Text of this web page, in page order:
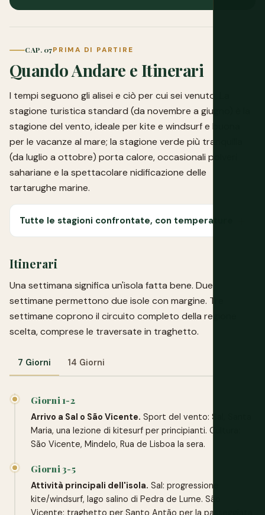
CAP. 07PRIMA DI PARTIRE
Quando Andare e Itinerari
I tempi seguono gli alisei e ciò per cui sei venuto. La
stagione turistica standard (da novembre a giugno) è la
stagione del vento, ideale per kite e windsurf e buona
per le vacanze al mare; la stagione verde più tranquilla
(da luglio a ottobre) porta calore, occasionali polveri
sahariane e la spettacolare nidificazione delle
tartarughe marine.
Tutte le stagioni confrontate, con temperature
Itinerari
Una settimana significa un'isola fatta bene. Due
settimane permettono due isole con margine. Tre
settimane coprono il circuito completo della regione
scelta, comprese le traversate in traghetto.
7 Giorni 14 Giorni
Giorni 1-2
Arrivo a Sal o São Vicente. Sport del vento: Sal, Santa
Maria, una lezione di kitesurf per principianti. Cultura:
São Vicente, Mindelo, Rua de Lisboa la sera.
Giorni 3-5
Attività principali dell'isola. Sal: progressione
kite/windsurf, lago salino di Pedra de Lume. São
Vicente: traghetto per Santo Antão per la passeggiata